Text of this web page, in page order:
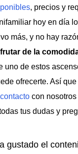
, precios y
hoy en día
más, y no hay
de la
uno de estos
ofrecerte. Así
con nosotros
tus dudas y
gustado el